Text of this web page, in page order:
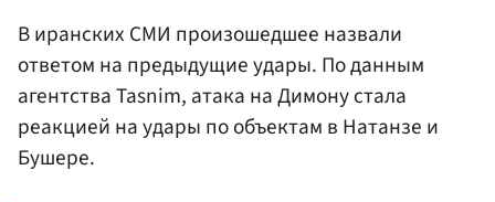
В иранских СМИ произошедшее назвали
ответом на предыдущие удары. По данным
агентства Tasnim, атака на Димону стала
реакцией на удары по объектам в Натанзе и
Бушере.